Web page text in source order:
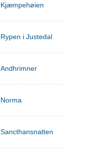
Kjæmpehøien
Rypen i Justedal
Andhrimner
Norma
Sancthansnatten